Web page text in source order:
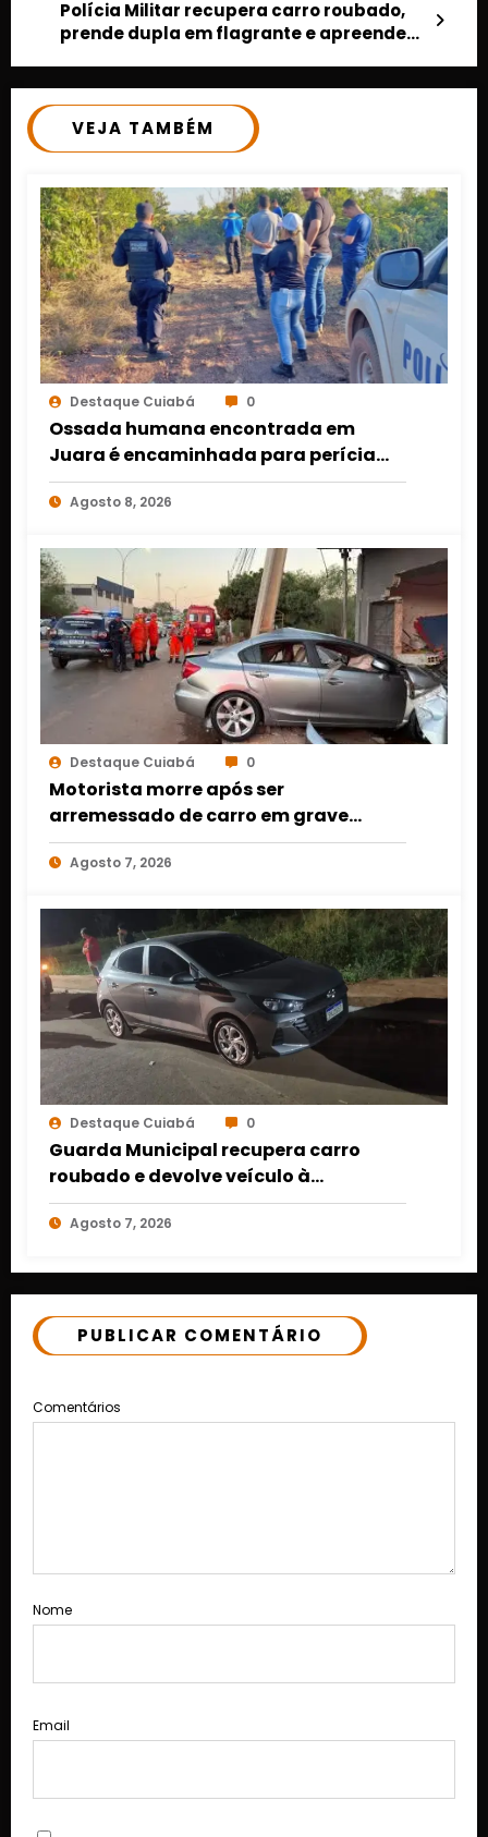
Polícia Militar recupera carro roubado,
prende dupla em flagrante e apreende
VEJA TAMBÉM
Destaque Cuiabá 0
Ossada humana encontrada em
Juara é encaminhada para perícia
em Cuiabá; identidade da vítima
segue desconhecida
Agosto 8, 2026
Destaque Cuiabá 0
Motorista morre após ser
arremessado de carro em grave
acidente em Várzea Grande
Agosto 7, 2026
Destaque Cuiabá 0
Guarda Municipal recupera carro
roubado e devolve veículo à
proprietária em Várzea Grande
Agosto 7, 2026
PUBLICAR COMENTÁRIO
Comentários
Nome
Email